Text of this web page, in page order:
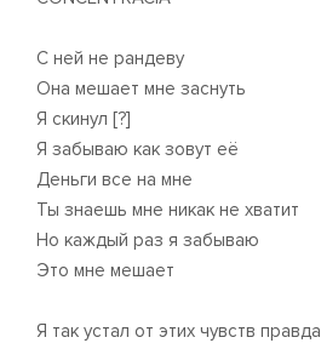
С ней не рандеву
Она мешает мне заснуть
Я скинул [?]
Я забываю как зовут её
Деньги все на мне
Ты знаешь мне никак не хватит
Но каждый раз я забываю
Это мне мешает
Я так устал от этих чувств правда